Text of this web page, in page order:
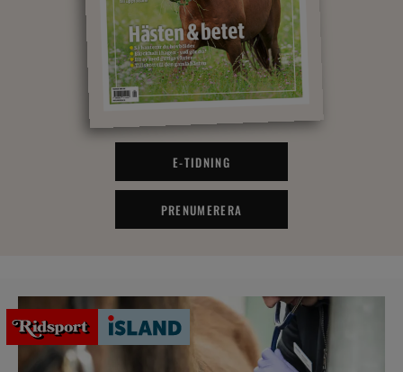
E-TIDNING
PRENUMERERA